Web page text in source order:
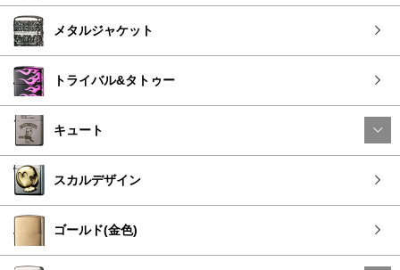
メタルジャケット
トライバル&タトゥー
キュート
スカルデザイン
ゴールド(金色)